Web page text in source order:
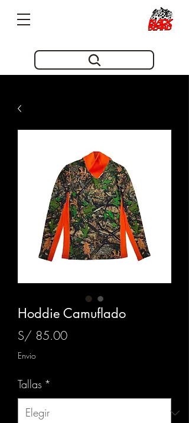
Hoddie Camuflado
S/ 85.00Precio
Envio
Tallas *